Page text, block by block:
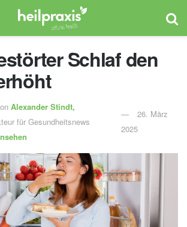
Schlaf den
Alexander Stindt,
für Gesundheitsnews
26. März
2025